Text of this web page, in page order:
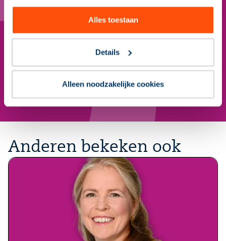
Alles toestaan
Details
Alleen noodzakelijke cookies
ontwikkelingen in het sociaal domein? Meld je aan
voor onze gratis nieuwsbrief. Met onder andere blogs
op wet- en regelgeving.
Aanmelden nieuwsbrief
Anderen bekeken ook